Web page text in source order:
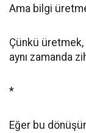
Ama bilgi
Çünkü
aynı zamanda
*
Eğer bu